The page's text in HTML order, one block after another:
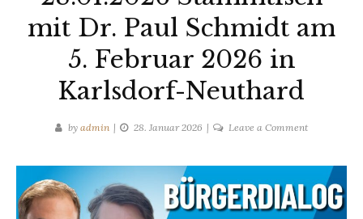
mit Dr. Paul Schmidt am
5. Februar 2026 in
Karlsdorf-Neuthard
by admin 28. Januar 2026 Leave a Commenton
mit
Dr.